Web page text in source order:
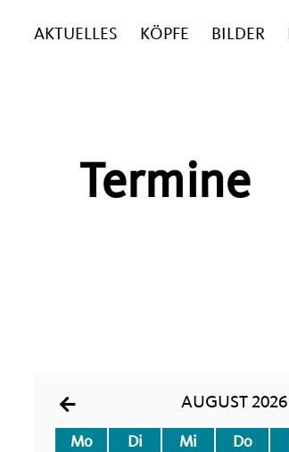
AKTUELLES KÖPFE BILDER
Termine
AUGUST 2026
Mo Di Mi Do